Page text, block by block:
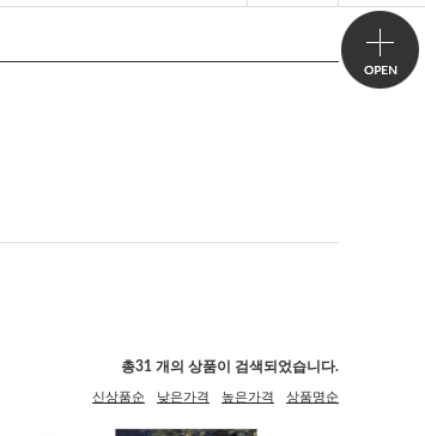
총31 개의 상품이 검색되었습니다.
상품명순
높은가격
낮은가격
신상품순